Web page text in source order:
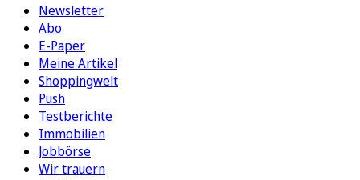
Newsletter
Abo
E-Paper
Meine Artikel
Shoppingwelt
Push
Testberichte
Immobilien
Jobbörse
Wir trauern